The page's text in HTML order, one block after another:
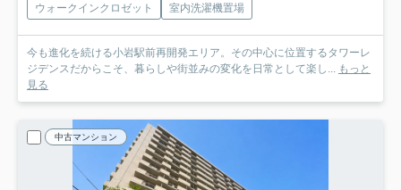
ウォークインクロゼット
室内洗濯機置場
今も進化を続ける小岩駅前再開発エリア。その中心に位置するタワーレ
ジデンスだからこそ、暮らしや街並みの変化を日常として楽し...
もっと
見る
中古マンション